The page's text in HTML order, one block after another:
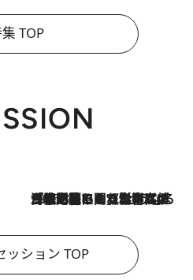
TOP
2026.8.3
「住宅建てられない…」「サーチャージ料の高値が続いている」ホルムズ海峡封鎖による影響はいつまで続く？《エネルギー専門家に聞く“どうなる日本の暮らし”》
ッション TOP